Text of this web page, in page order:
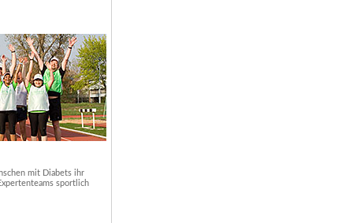
mit Diabets ihr
sportlich